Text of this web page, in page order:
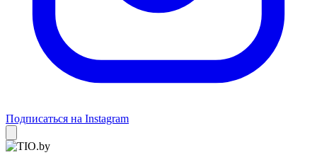
Подписаться на Instagram